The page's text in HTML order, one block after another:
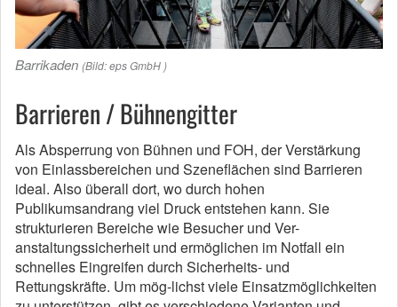
Barrikaden (Bild: eps GmbH )
Barrieren / Bühnengitter
Als Absperrung von Bühnen und FOH, der Verstärkung
von Einlassbereichen und Szeneflächen sind Barrieren
ideal. Also überall dort, wo durch hohen
Publikumsandrang viel Druck entstehen kann. Sie
strukturieren Bereiche wie Besucher und Ver-
anstaltungssicherheit und ermöglichen im Notfall ein
schnelles Eingreifen durch Sicherheits- und
Rettungskräfte. Um mög-lichst viele Einsatzmöglichkeiten